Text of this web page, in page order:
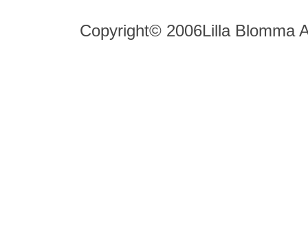
Copyright© 2006Lilla Blomma